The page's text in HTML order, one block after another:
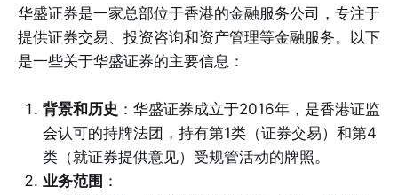
华盛证券是一家总部位于香港的金融服务公司，专注于
提供证券交易、投资咨询和资产管理等金融服务。以下
是一些关于华盛证券的主要信息：
背景和历史 ：华盛证券成立于2016年，是香港证监
会认可的持牌法团，持有第1类（证券交易）和第4
类（就证券提供意见）受规管活动的牌照。
业务范围 ：